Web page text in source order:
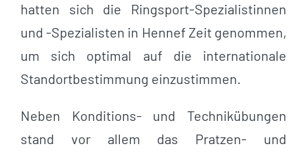
hatten sich die Ringsport-Spezialistinnen
und -Spezialisten in Hennef Zeit genommen,
um sich optimal auf die internationale
Standortbestimmung einzustimmen.
Neben Konditions- und Technikübungen
stand vor allem das Pratzen- und